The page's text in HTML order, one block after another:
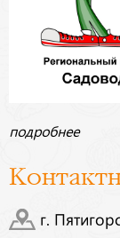
подробнее
г.